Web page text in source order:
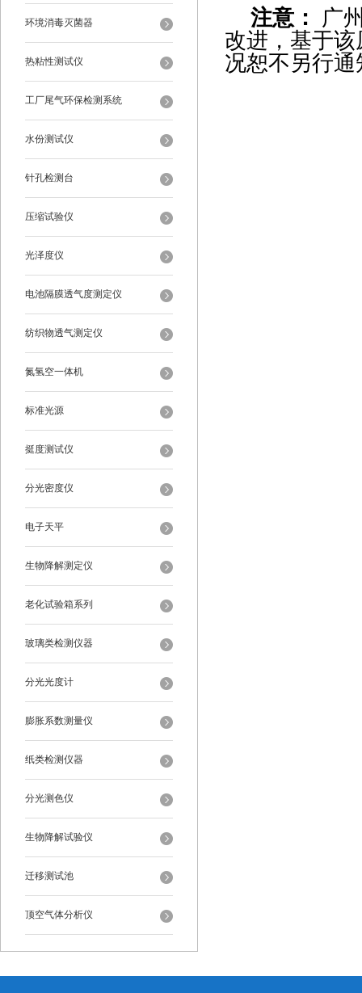
环境消毒灭菌器
热粘性测试仪
工厂尾气环保检测系统
水份测试仪
针孔检测台
压缩试验仪
光泽度仪
电池隔膜透气度测定仪
纺织物透气测定仪
氮氢空一体机
标准光源
挺度测试仪
分光密度仪
电子天平
生物降解测定仪
老化试验箱系列
玻璃类检测仪器
分光光度计
膨胀系数测量仪
纸类检测仪器
分光测色仪
生物降解试验仪
迁移测试池
顶空气体分析仪
注意：
广
改进，基于
况恕不另行